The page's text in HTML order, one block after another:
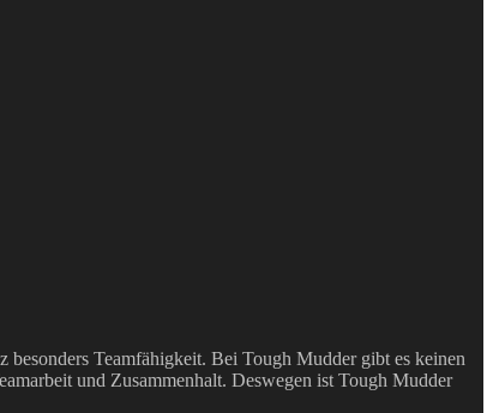
Teamfähigkeit. Bei Tough Mudder gibt es keinen
und Zusammenhalt. Deswegen ist Tough Mudder